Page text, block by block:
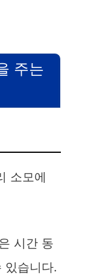
주는
소모에
시간 동
있습니다.